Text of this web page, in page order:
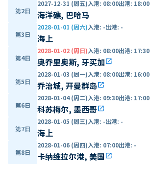
第2日
2027-12-31 (周五)入港: 08:00出港: 18:00
海洋礁, 巴哈马
第3日
2028-01-01 (周六)入港: -出港: -
海上
第4日
2028-01-02 (周日)入港: 08:00出港: 17:30
奥乔里奥斯, 牙买加open_in_new
第5日
2028-01-03 (周一)入港: 08:00出港: 16:00
乔治城, 开曼群岛open_in_new
第6日
2028-01-04 (周二)入港: 09:30出港: 17:00
科苏梅尔, 墨西哥open_in_new
第7日
2028-01-05 (周三)入港: -出港: -
海上
第8日
2028-01-06 (周四)入港: 07:00出港: -
卡纳维拉尔港, 美国open_in_new